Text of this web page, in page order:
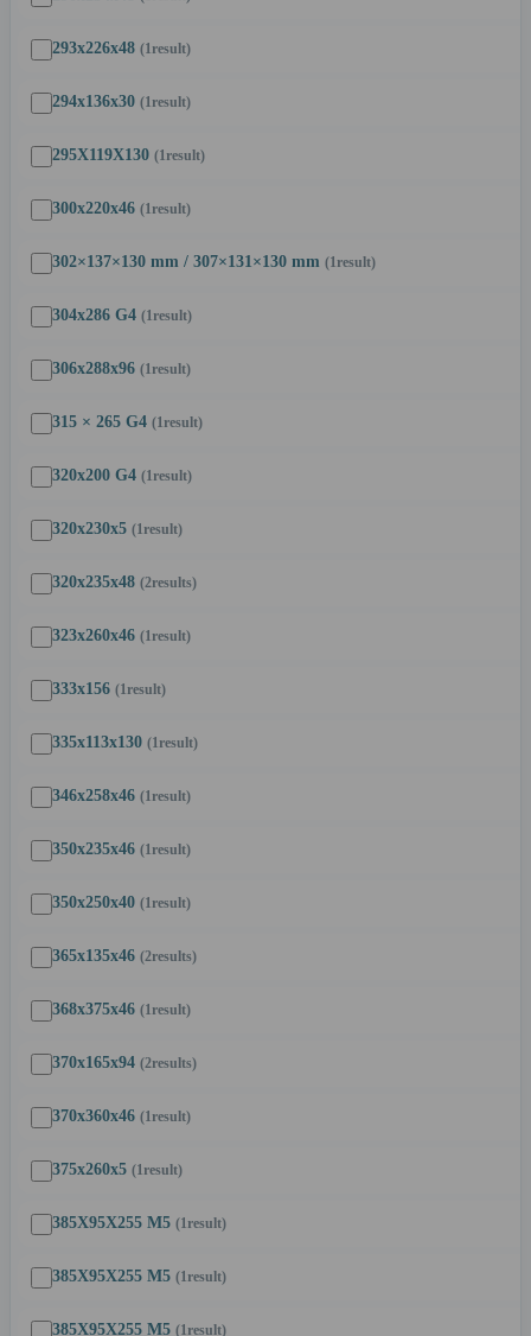
293x226x48 (1result)
294x136x30 (1result)
295X119X130 (1result)
300x220x46 (1result)
302×137×130 mm / 307×131×130 mm (1result)
304x286 G4 (1result)
306x288x96 (1result)
315 × 265 G4 (1result)
320x200 G4 (1result)
320x230x5 (1result)
320x235x48 (2results)
323x260x46 (1result)
333x156 (1result)
335x113x130 (1result)
346x258x46 (1result)
350x235x46 (1result)
350x250x40 (1result)
365x135x46 (2results)
368x375x46 (1result)
370x165x94 (2results)
370x360x46 (1result)
375x260x5 (1result)
385X95X255 M5 (1result)
385X95X255 M5 (1result)
385X95X255 M5 (1result)